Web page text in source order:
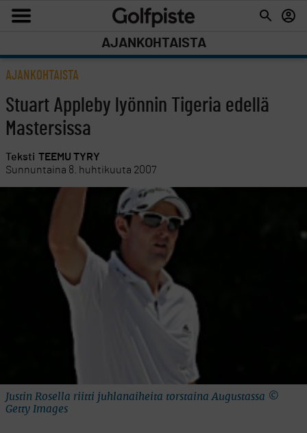
AJANKOHTAISTA
AJANKOHTAISTA
Stuart Appleby lyönnin Tigeria edellä
Mastersissa
Teksti TEEMU TYRY
Sunnuntaina 8. huhtikuuta 2007
Justin Rosella riitti juhlanaiheita torstaina Augustassa ©
Getty Images